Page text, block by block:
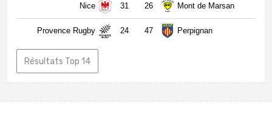
Nice 31 26 Mont de Marsan
Provence Rugby 24 47 Perpignan
Résultats Top 14